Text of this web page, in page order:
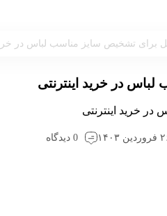
برای تشخیص سایز مناسب لباس در
در خرید اینترنتی
0 دیدگاه